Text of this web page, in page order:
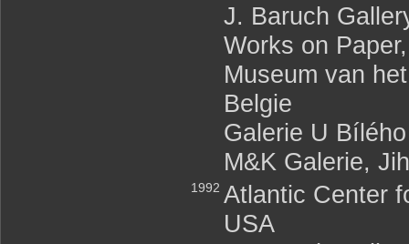
J. Baruch
Works on
Museum van
Belgie
Galerie U
M&K Galerie,
1992 Atlantic Center
USA